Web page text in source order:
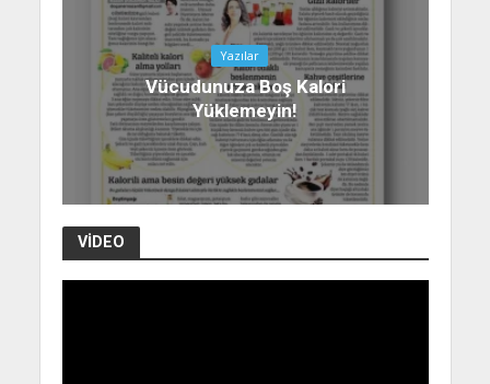
Yazılar
Vücudunuza Boş Kalori
Yüklemeyin!
VIDEO